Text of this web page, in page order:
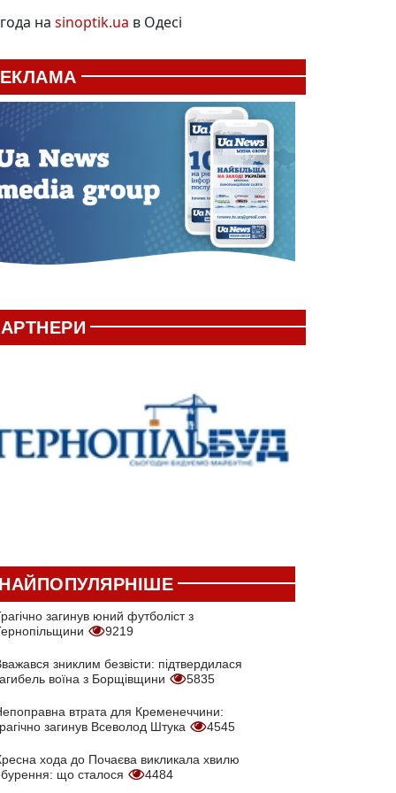
на sinoptik.ua в Одесі
загинув юний футболіст з
9219
зниклим безвісти: підтвердилася
воїна з Борщівщини
5835
втрата для Кременеччини:
загинув Всеволод Штука
4545
хода до Почаєва викликала хвилю
що сталося
4484